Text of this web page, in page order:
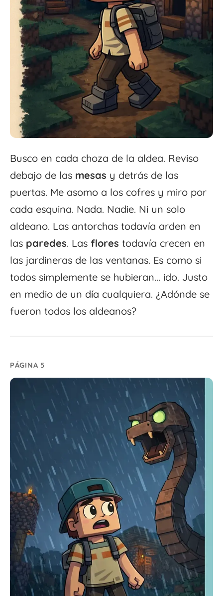
Busco en cada choza de la aldea. Reviso
debajo de las mesas y detrás de las
puertas. Me asomo a los cofres y miro por
cada esquina. Nada. Nadie. Ni un solo
aldeano. Las antorchas todavía arden en
las paredes. Las flores todavía crecen en
las jardineras de las ventanas. Es como si
todos simplemente se hubieran... ido. Justo
en medio de un día cualquiera. ¿Adónde se
fueron todos los aldeanos?
PÁGINA 5